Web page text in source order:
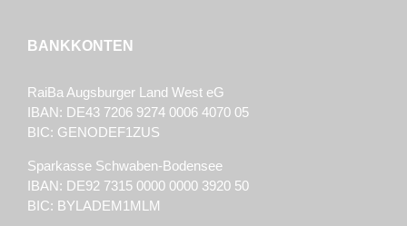
BANKKONTEN
RaiBa Augsburger Land West eG
IBAN: DE43 7206 9274 0006 4070 05
BIC: GENODEF1ZUS
Sparkasse Schwaben-Bodensee
IBAN: DE92 7315 0000 0000 3920 50
BIC: BYLADEM1MLM